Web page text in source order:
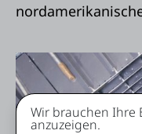
Wir brauchen Ihre
anzuzeigen.